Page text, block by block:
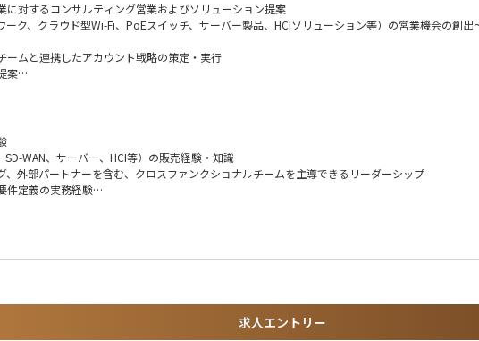
対するコンサルティング営業およびソリューション提案
ク、クラウド型Wi-Fi、PoEスイッチ、サーバー製品、HCIソリューション等）の営業機会の創出
ムと連携したアカウント戦略の策定・実行
案
プランの立案・実施
WAN、サーバー、HCI等）の販売経験・知識
外部パートナーを含む、クロスファンクショナルチームを主導できるリーダーシップ
件定義の実務経験
築・維持できるコミュニケーションスキル
求人エントリー